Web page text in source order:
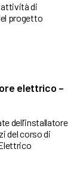
di
progetto
elettrico –
dell’installatore
del corso di